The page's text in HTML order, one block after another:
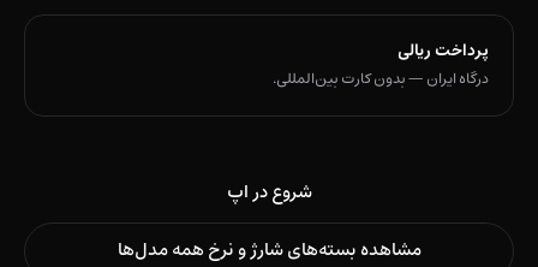
پرداخت ریالی
درگاه ایران — بدون کارت بین‌المللی.
شروع در اپ
مشاهده بسته‌های شارژ و نرخ همه مدل‌ها